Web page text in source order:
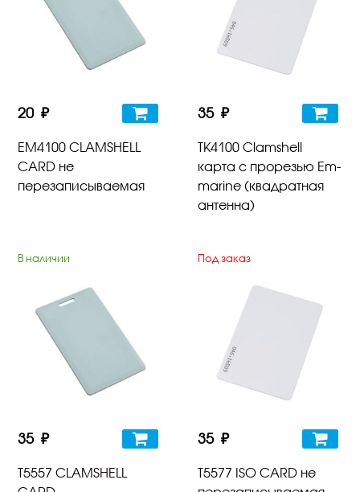
20 ₽
EM4100 CLAMSHELL
CARD не
перезаписываемая
35 ₽
TK4100 Clamshell
карта с прорезью Em-
marine (квадратная
антенна)
В наличии
35 ₽
T5557 CLAMSHELL
Под заказ
35 ₽
T5577 ISO CARD не